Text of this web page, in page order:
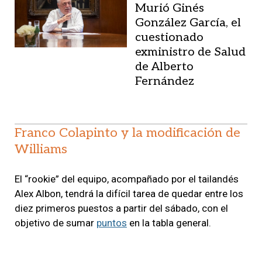
Murió Ginés
González García, el
cuestionado
exministro de Salud
de Alberto
Fernández
Franco Colapinto y la modificación de
Williams
El “rookie” del equipo, acompañado por el tailandés
Alex Albon, tendrá la difícil tarea de quedar entre los
diez primeros puestos a partir del sábado, con el
objetivo de sumar puntos en la tabla general.